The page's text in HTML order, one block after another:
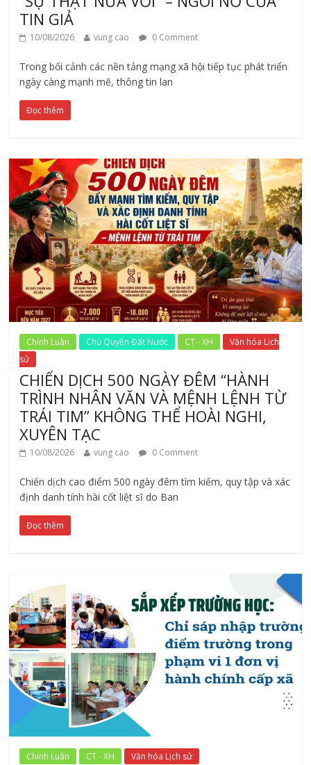
TIN GIẢ
10/08/2026 vung cao 0 Comment
Trong bối cảnh các nền tảng mạng xã hội tiếp tục phát triển
ngày càng mạnh mẽ, thông tin lan
Đọc thêm
Chính Luận Chủ Quyền Đất Nước CT - XH
Văn hóa Lịch
sử
CHIẾN DỊCH 500 NGÀY ĐÊM “HÀNH
TRÌNH NHÂN VĂN VÀ MỆNH LỆNH TỪ
TRÁI TIM” KHÔNG THỂ HOÀI NGHI,
XUYÊN TẠC
10/08/2026 vung cao 0 Comment
Chiến dịch cao điểm 500 ngày đêm tìm kiếm, quy tập và xác
định danh tính hài cốt liệt sĩ do Ban
Đọc thêm
Chính Luận CT - XH Văn hóa Lịch sử